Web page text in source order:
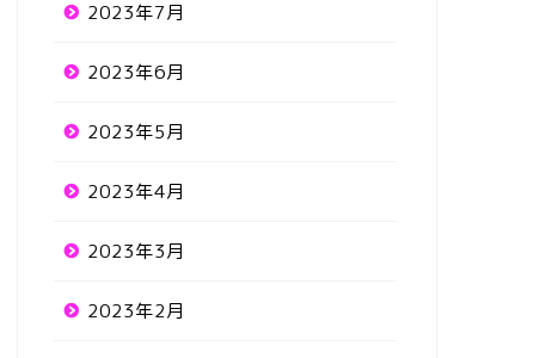
2023年7月
2023年6月
2023年5月
2023年4月
2023年3月
2023年2月